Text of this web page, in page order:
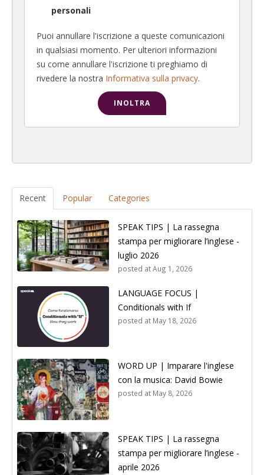
personali
Puoi annullare l'iscrizione a queste comunicazioni
in qualsiasi momento. Per ulteriori informazioni
su come annullare l'iscrizione ti preghiamo di
rivedere la nostra Informativa sulla privacy.
Recent Popular Categories
SPEAK TIPS | La rassegna
stampa per migliorare l’inglese -
luglio 2026
posted atAug 1, 2026
LANGUAGE FOCUS |
Conditionals with If
posted at May 18, 2026
WORD UP | Imparare l'inglese
con la musica: David Bowie
posted at May 8, 2026
SPEAK TIPS | La rassegna
stampa per migliorare l’inglese -
aprile 2026